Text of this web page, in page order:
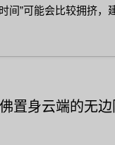
间”可能会比较拥挤，
置身云端的无